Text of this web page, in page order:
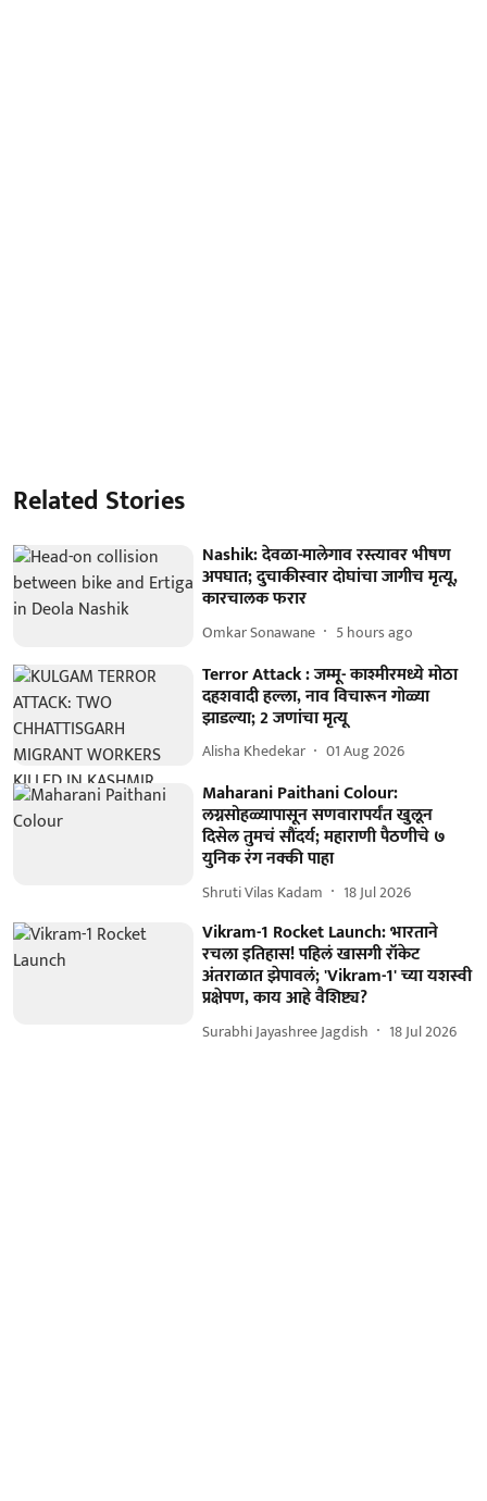
Related Stories
Nashik: देवळा-मालेगाव रस्त्यावर भीषण
अपघात; दुचाकीस्वार दोघांचा जागीच मृत्यू,
कारचालक फरार
Omkar Sonawane 5 hours ago
Terror Attack : जम्मू- काश्मीरमध्ये मोठा
दहशवादी हल्ला, नाव विचारून गोळ्या
झाडल्या; 2 जणांचा मृत्यू
Alisha Khedekar 01 Aug 2026
Maharani Paithani Colour:
लग्नसोहळ्यापासून सणवारापर्यंत खुलून
दिसेल तुमचं सौंदर्य; महाराणी पैठणीचे ७
युनिक रंग नक्की पाहा
Shruti Vilas Kadam 18 Jul 2026
Vikram-1 Rocket Launch: भारताने
रचला इतिहास! पहिलं खासगी रॉकेट
अंतराळात झेपावलं; 'Vikram-1' च्या यशस्वी
प्रक्षेपण, काय आहे वैशिष्ट्य?
Surabhi Jayashree Jagdish 18 Jul 2026